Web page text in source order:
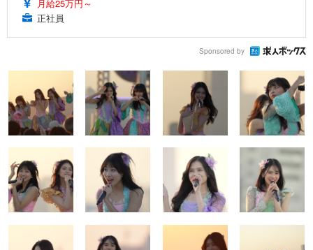
月給25万円～
正社員
Sponsored by